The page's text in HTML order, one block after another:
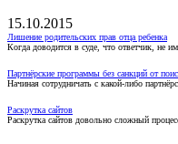
15.10.2015
Лишение родительских прав отца ребенка
Когда доводится в суде, что ответчик, не
Партнёрские программы без санкций от
Начиная сотрудничать с какой-либо
Раскрутка сайтов
Раскрутка сайтов довольно сложный